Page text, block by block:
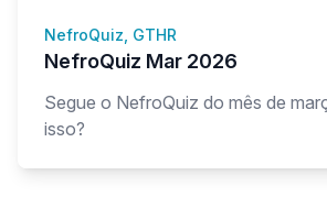
NefroQuiz, GTHR
NefroQuiz Mar 2026
Segue o NefroQuiz do mês de
isso?